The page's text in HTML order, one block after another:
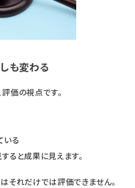
も変わる
価の視点です。
いる
ると成果に見えます。
それだけでは評価できません。